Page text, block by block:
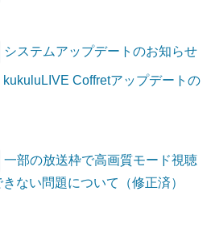
システムアップデートのお知らせ
kukuluLIVE Coffretアップデートの
一部の放送枠で高画質モード視聴
ない問題について（修正済）